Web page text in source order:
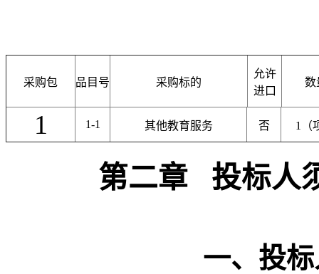
采购包 品目号 采购标的
允许
进口
数
1 1-1 其他教育服务 否 1（
第二章 投标人
一、投